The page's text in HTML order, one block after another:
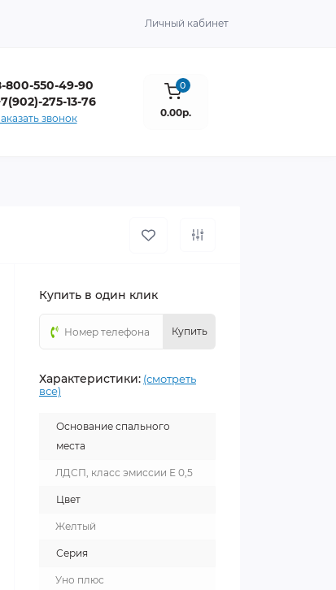
Личный кабинет
800-550-49-90
275-13-76
звонок
0
0.00р.
Купить в один клик
Купить
Характеристики: (смотреть
все)
Основание спального
места
ЛДСП, класс эмиссии Е 0,5
Цвет
Желтый
Серия
Уно плюс